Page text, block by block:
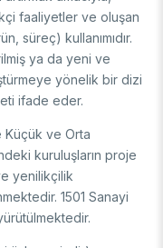
faaliyetler ve oluşan
süreç) kullanımıdır.
ya da yeni ve
yönelik bir dizi
ifade eder.
Küçük ve Orta
kuruluşların proje
yenilikçilik
1501 Sanayi